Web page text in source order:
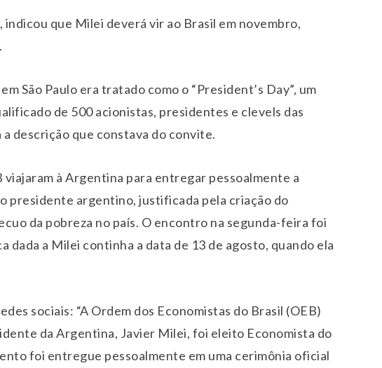
que Milei deverá vir ao Brasil em novembro,
São Paulo era tratado como o “President’s Day”, um
de 500 acionistas, presidentes e clevels das
a descrição que constava do convite.
viajaram à Argentina para entregar pessoalmente a
presidente argentino, justificada pela criação do
da pobreza no país. O encontro na segunda-feira foi
dada a Milei continha a data de 13 de agosto, quando ela
sociais: “A Ordem dos Economistas do Brasil (OEB)
da Argentina, Javier Milei, foi eleito Economista do
foi entregue pessoalmente em uma cerimônia oficial